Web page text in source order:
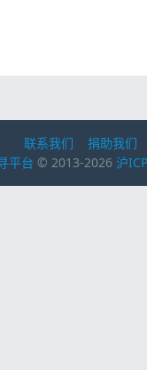
联系我们 捐助我们
平台 © 2013-2026 沪